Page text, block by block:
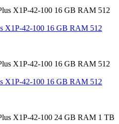
X1P-42-100 16 GB RAM 512
X1P-42-100 16 GB RAM 512